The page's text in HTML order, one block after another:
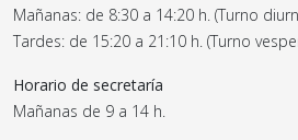
Mañanas: de 8:30 a 14:20 h. (Turno
Tardes: de 15:20 a 21:10 h. (Turno
Horario de secretaría
Mañanas de 9 a 14 h.